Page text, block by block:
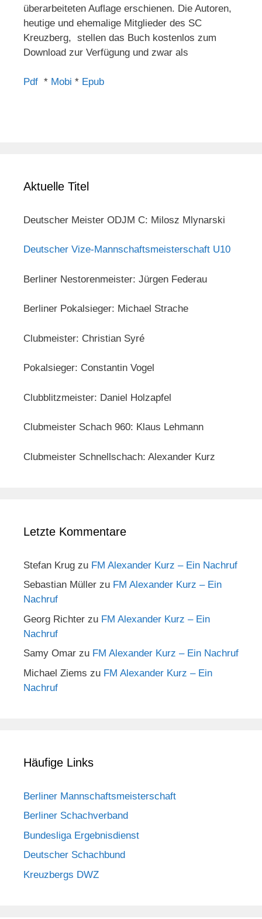
überarbeiteten Auflage erschienen. Die Autoren,
heutige und ehemalige Mitglieder des SC
Kreuzberg, stellen das Buch kostenlos zum
Download zur Verfügung und zwar als
Pdf * Mobi * Epub
Aktuelle Titel
Deutscher Meister ODJM C: Milosz Mlynarski
Deutscher Vize-Mannschaftsmeisterschaft U10
Berliner Nestorenmeister: Jürgen Federau
Berliner Pokalsieger: Michael Strache
Clubmeister: Christian Syré
Pokalsieger: Constantin Vogel
Clubblitzmeister: Daniel Holzapfel
Clubmeister Schach 960: Klaus Lehmann
Clubmeister Schnellschach: Alexander Kurz
Letzte Kommentare
Stefan Krug zu FM Alexander Kurz – Ein Nachruf
Sebastian Müller zu FM Alexander Kurz – Ein
Nachruf
Georg Richter zu FM Alexander Kurz – Ein
Nachruf
Samy Omar zu FM Alexander Kurz – Ein Nachruf
Michael Ziems zu FM Alexander Kurz – Ein
Nachruf
Häufige Links
Berliner Mannschaftsmeisterschaft
Berliner Schachverband
Bundesliga Ergebnisdienst
Deutscher Schachbund
Kreuzbergs DWZ